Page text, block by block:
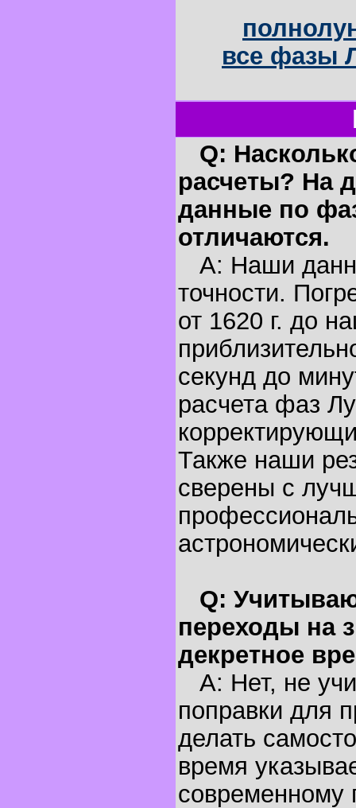
все фазы
Q:
расчеты? На
данные по
отличаются.
A: Наши
точности.
от 1620 г. до
секунд до
расчета фаз
Также наши
сверены с
Q:
переходы на
декретное
A: Нет, не
поправки для
делать
время
современному